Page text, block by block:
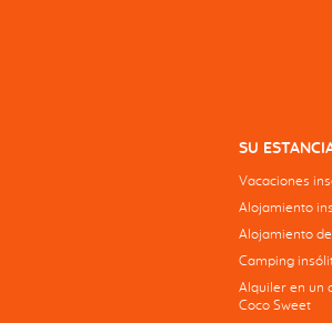
SU
Vacaciones
Alojamiento
Alojamiento
Camping
Alquiler en un
Coco Sweet